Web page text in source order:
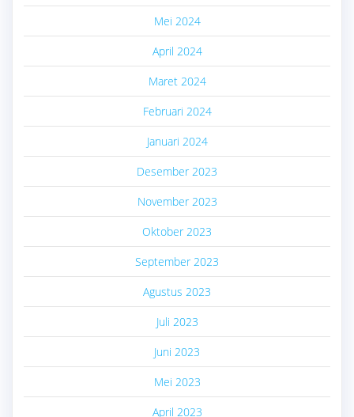
Mei 2024
April 2024
Maret 2024
Februari 2024
Januari 2024
Desember 2023
November 2023
Oktober 2023
September 2023
Agustus 2023
Juli 2023
Juni 2023
Mei 2023
April 2023